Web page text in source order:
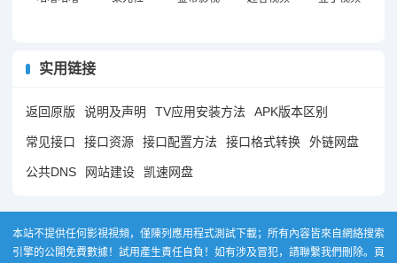
实用链接
返回原版 说明及声明 TV应用安装方法 APK版本区别
常见接口 接口资源 接口配置方法 接口格式转换 外链网盘
公共DNS 网站建设 凯速网盘
本站不提供任何影視視頻，僅陳列應用程式測試下載；所有內容皆來自網絡搜索
引擎的公開免費數據！試用產生責任自負！如有涉及冒犯，請聯繫我們刪除。頁